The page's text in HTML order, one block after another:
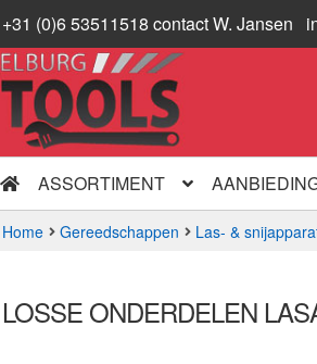
+31 (0)6 53511518 contact W. Jansen
Ga
door
naar
navigatie
Ga
naar
inhoud
ASSORTIMENT
Home Gereedschappen Las- &
LOSSE ONDERDELEN